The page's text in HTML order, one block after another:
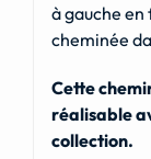
à gauche
cheminée
Cette
réalisable
collection.